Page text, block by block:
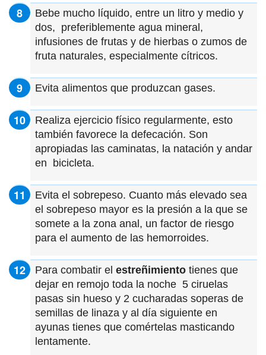
Bebe mucho líquido, entre un litro y medio y
dos, preferiblemente agua mineral,
infusiones de frutas y de hierbas o zumos de
fruta naturales, especialmente cítricos.
Evita alimentos que produzcan gases.
Realiza ejercicio físico regularmente, esto
también favorece la defecación. Son
apropiadas las caminatas, la natación y andar
en bicicleta.
Evita el sobrepeso. Cuanto más elevado sea
el sobrepeso mayor es la presión a la que se
somete a la zona anal, un factor de riesgo
para el aumento de las hemorroides.
Para combatir el estreñimiento tienes que
dejar en remojo toda la noche 5 ciruelas
pasas sin hueso y 2 cucharadas soperas de
semillas de linaza y al día siguiente en
ayunas tienes que comértelas masticando
lentamente.